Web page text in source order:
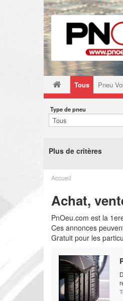
Tous Pneu
Type de pneu
Plus de critères
Accueil
Achat,
PnOeu.com est la
Ces annonces
Gratuit pour les